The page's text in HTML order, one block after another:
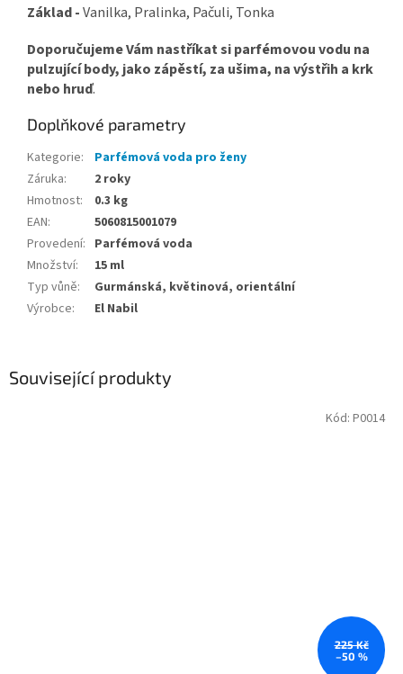
Související produkty
225 Kč
–50 %
Kód: P0014
Základ -Vanilka, Pralinka, Pačuli, Tonka
Doporučujeme Vám nastříkat si parfémovou vodu na
pulzující body, jako zápěstí, za ušima, na výstřih a krk
nebo hruď.
Doplňkové parametry
Kategorie:
Parfémová voda pro ženy
Záruka:
2 roky
Hmotnost:
0.3 kg
EAN:
5060815001079
Provedení: Parfémová voda
Množství:
15 ml
Typ vůně:
Gurmánská, květinová, orientální
Výrobce: El Nabil